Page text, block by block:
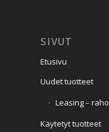
SIVUT
Etusivu
Uudet tuotteet
Leasing –
Käytetyt tuotteet